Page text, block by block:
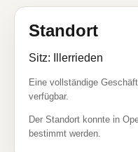
Standort
Sitz: Illerrieden
Eine vollständige
verfügbar.
Der Standort konnte in
bestimmt werden.